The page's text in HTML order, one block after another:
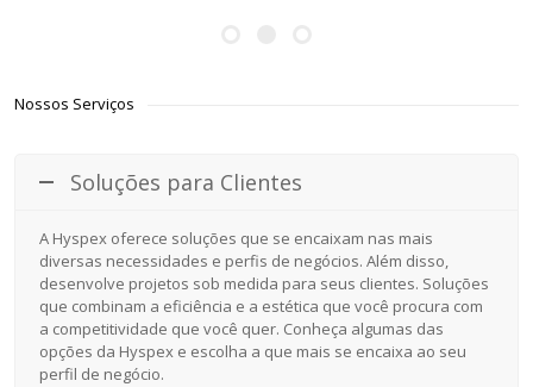
Nossos Serviços
Soluções para Clientes
A Hyspex oferece soluções que se encaixam nas mais
diversas necessidades e perfis de negócios. Além disso,
desenvolve projetos sob medida para seus clientes. Soluções
que combinam a eficiência e a estética que você procura com
a competitividade que você quer. Conheça algumas das
opções da Hyspex e escolha a que mais se encaixa ao seu
perfil de negócio.